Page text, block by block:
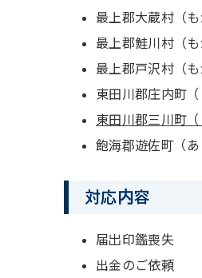
最上郡大蔵村（も
最上郡鮭川村（も
最上郡戸沢村（も
東田川郡庄内町
東田川郡三川町
飽海郡遊佐町（あ
対応内容
届出印鑑喪失
出金のご依頼